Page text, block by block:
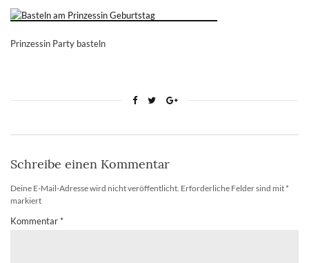
Prinzessin Party basteln
Schreibe einen Kommentar
Deine E-Mail-Adresse wird nicht veröffentlicht. Erforderliche Felder sind mit *
markiert
Kommentar *